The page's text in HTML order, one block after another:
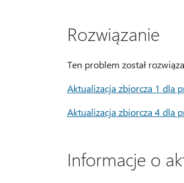
Rozwiązanie
Ten problem został
Aktualizacja zbiorcza 1 dla
Aktualizacja zbiorcza 4 dla
Informacje o